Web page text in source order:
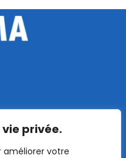
privée.
améliorer votre